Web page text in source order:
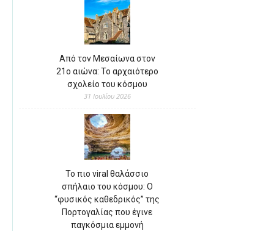
Από τον Μεσαίωνα στον
21ο αιώνα: Το αρχαιότερο
σχολείο του κόσμου
31 Ιουλίου 2026
Το πιο viral θαλάσσιο
σπήλαιο του κόσμου: Ο
“φυσικός καθεδρικός” της
Πορτογαλίας που έγινε
παγκόσμια εμμονή